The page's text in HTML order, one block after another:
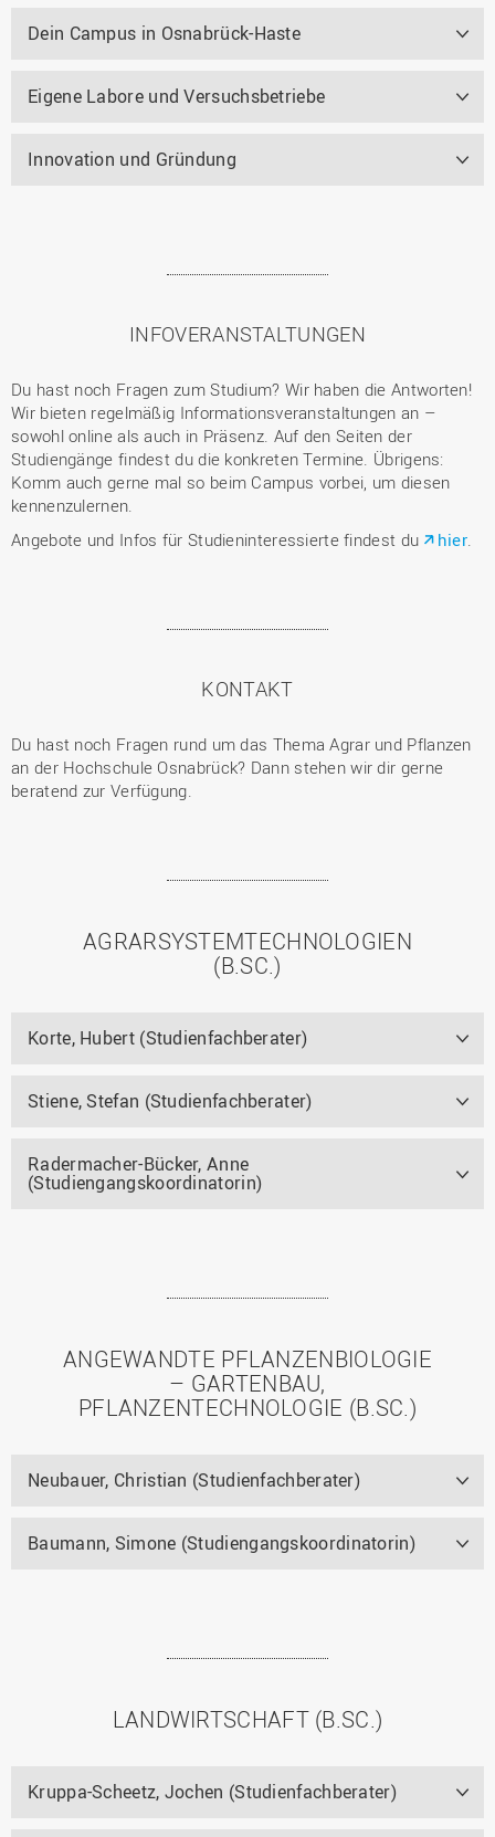
Dein Campus in Osnabrück-Haste
Eigene Labore und Versuchsbetriebe
Innovation und Gründung
INFOVERANSTALTUNGEN
Du hast noch Fragen zum Studium? Wir haben die Antworten!
Wir bieten regelmäßig Informationsveranstaltungen an –
sowohl online als auch in Präsenz. Auf den Seiten der
Studiengänge findest du die konkreten Termine. Übrigens:
Komm auch gerne mal so beim Campus vorbei, um diesen
kennenzulernen.
Angebote und Infos für Studieninteressierte findest du
hier
KONTAKT
Du hast noch Fragen rund um das Thema Agrar und Pflanzen
an der Hochschule Osnabrück? Dann stehen wir dir gerne
beratend zur Verfügung.
AGRARSYSTEMTECHNOLOGIEN
(B.SC.)
Korte, Hubert (Studienfachberater)
Stiene, Stefan (Studienfachberater)
Radermacher-Bücker, Anne
(Studiengangskoordinatorin)
ANGEWANDTE PFLANZENBIOLOGIE
– GARTENBAU,
PFLANZENTECHNOLOGIE (B.SC.)
Neubauer, Christian (Studienfachberater)
Baumann, Simone (Studiengangskoordinatorin)
LANDWIRTSCHAFT (B.SC.)
Kruppa-Scheetz, Jochen (Studienfachberater)